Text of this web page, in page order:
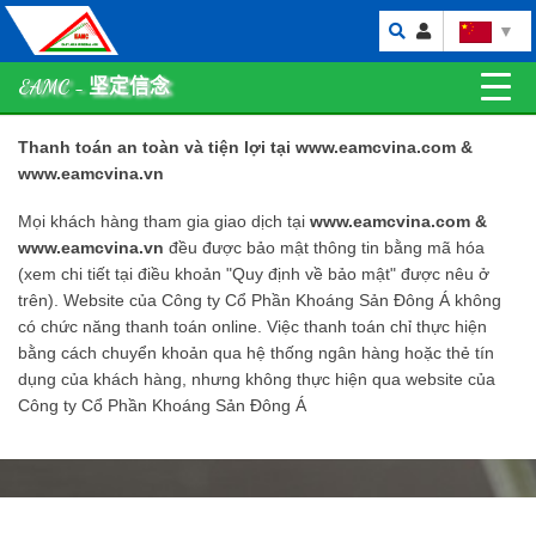
▼
EAMC - 坚定信念
Thanh toán an toàn và tiện lợi tại www.eamcvina.com &
www.eamcvina.vn
Mọi khách hàng tham gia giao dịch tại www.eamcvina.com &
www.eamcvina.vn đều được bảo mật thông tin bằng mã hóa
(xem chi tiết tại điều khoản "Quy định về bảo mật" được nêu ở
trên). Website của Công ty Cổ Phần Khoáng Sản Đông Á không
có chức năng thanh toán online. Việc thanh toán chỉ thực hiện
bằng cách chuyển khoản qua hệ thống ngân hàng hoặc thẻ tín
dụng của khách hàng, nhưng không thực hiện qua website của
Công ty Cổ Phần Khoáng Sản Đông Á